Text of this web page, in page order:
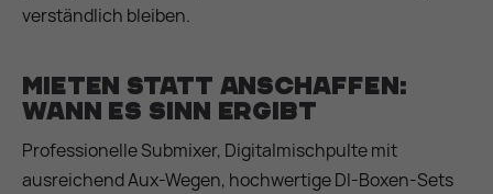
verständlich bleiben.
Mieten statt anschaffen:
wann es Sinn ergibt
Professionelle Submixer, Digitalmischpulte mit
ausreichend Aux-Wegen, hochwertige DI-Boxen-Sets